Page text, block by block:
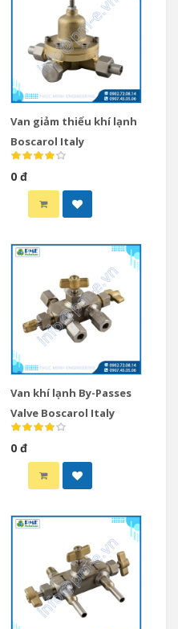
Van giảm thiểu khí lạnh
Boscarol Italy
0 đ
Van khí lạnh By-Passes
Valve Boscarol Italy
0 đ